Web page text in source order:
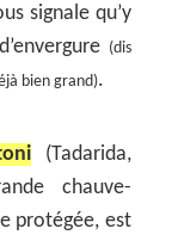
signale qu’y
(dis
bien grand).
(Tadarida,
chauve-
protégée, est